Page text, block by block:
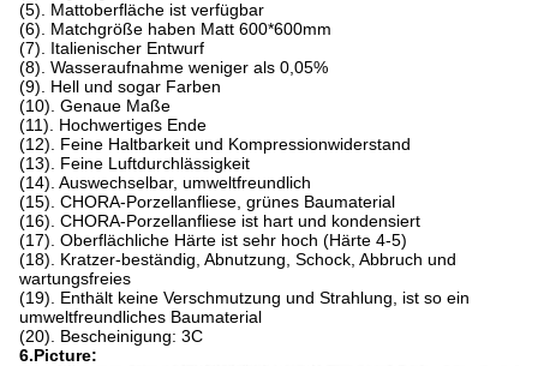
(5). Mattoberfläche ist verfügbar
(6). Matchgröße haben Matt 600*600mm
(7). Italienischer Entwurf
(8). Wasseraufnahme weniger als 0,05%
(9). Hell und sogar Farben
(10). Genaue Maße
(11). Hochwertiges Ende
(12). Feine Haltbarkeit und Kompressionwiderstand
(13). Feine Luftdurchlässigkeit
(14). Auswechselbar, umweltfreundlich
(15). CHORA-Porzellanfliese, grünes Baumaterial
(16). CHORA-Porzellanfliese ist hart und kondensiert
(17). Oberflächliche Härte ist sehr hoch (Härte 4-5)
(18). Kratzer-beständig, Abnutzung, Schock, Abbruch und
wartungsfreies
(19). Enthält keine Verschmutzung und Strahlung, ist so ein
umweltfreundliches Baumaterial
(20). Bescheinigung: 3C
6.Picture: